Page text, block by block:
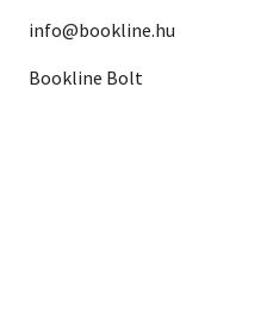
info@bookline.hu
Bookline Bolt